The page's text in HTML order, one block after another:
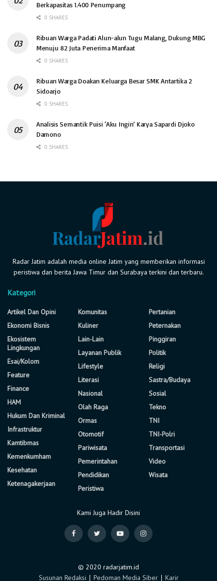
Berkapasitas 1.400 Penumpang
0 SHARES
Ribuan Warga Padati Alun-alun Tugu Malang, Dukung MBG
Menuju 82 Juta Penerima Manfaat
0 SHARES
Ribuan Warga Doakan Keluarga Besar SMK Antartika 2
Sidoarjo
0 SHARES
Analisis Semantik Puisi ‘Aku Ingin’ Karya Sapardi Djoko
Damono
0 SHARES
Radar Jatim adalah media online Jatim yang memberikan informasi
peristiwa dan berita Jawa Timur dan Surabaya terkini dan terbaru.
Kategori
Artikel Dan Opini
Ekonomi Bisnis
Ekosistem
Lingkungan
Esai/Kolom
Feature
Finance
HAM
Hukum Dan Kriminal
Infrastruktur
Kamtibmas
Kemenkumham
Kesehatan
Ketenagakerjaan
Komunitas
Kuliner
Lain-Lain
Layanan Publik
Lifestyle
Literasi
Nasional
Olah Raga
Ormas
Otomotif
Pariwisata
Pemerintahan
Pendidikan
Peristiwa
Pertanian
Peternakan
Pinggiran
Politik
Religi
Sastra/Budaya
Sosial
Tekno
TNI
TNI-Polri
Transportasi
Video
Wisata
Kami Juga Hadir Disini
© 2020 radarjatim.id
Susunan Redaksi ∣ Pedoman Media Siber∣ Karir